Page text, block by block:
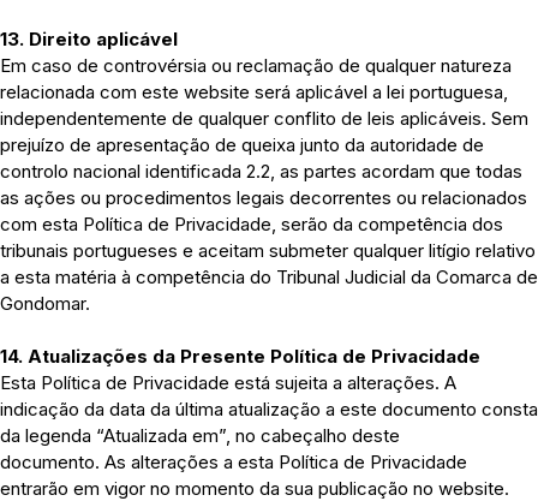
13. Direito aplicável
Em caso de controvérsia ou reclamação de qualquer natureza
relacionada com este website será aplicável a lei portuguesa,
independentemente de qualquer conflito de leis aplicáveis. Sem
prejuízo de apresentação de queixa junto da autoridade de
controlo nacional identificada 2.2, as partes acordam que todas
as ações ou procedimentos legais decorrentes ou relacionados
com esta Política de Privacidade, serão da competência dos
tribunais portugueses e aceitam submeter qualquer litígio relativo
a esta matéria à competência do Tribunal Judicial da Comarca de
Gondomar.
14. Atualizações da Presente Política de Privacidade
Esta Política de Privacidade está sujeita a alterações. A
indicação da data da última atualização a este documento consta
da legenda “Atualizada em”, no cabeçalho deste
documento. As alterações a esta Política de Privacidade
entrarão em vigor no momento da sua publicação no website.